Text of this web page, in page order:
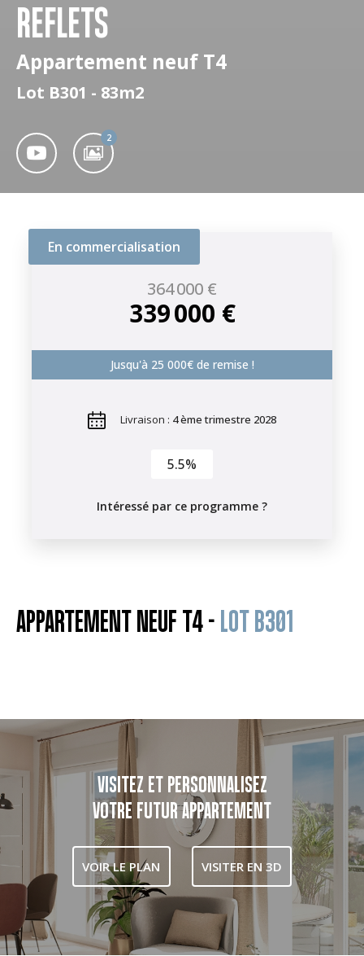
REFLETS
Appartement neuf T4
Lot B301 - 83m2
2
En commercialisation
364 000 €
339 000 €
Jusqu'à 25 000€ de remise !
Livraison : 4 ème trimestre 2028
5.5%
Intéressé par ce programme ?
APPARTEMENT NEUF T4 - LOT B301
VISITEZ ET PERSONNALISEZ
VOTRE FUTUR APPARTEMENT
VOIR LE PLAN VISITER EN 3D